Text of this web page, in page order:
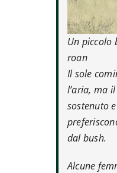
Un piccolo
roan
Il sole
l’aria, ma
sostenuto
dal bush.
Alcune